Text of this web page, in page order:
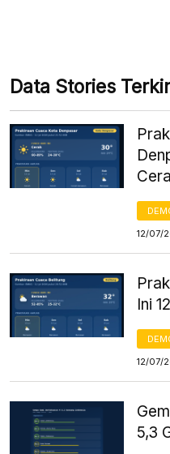
Data Stories
12/07/
Ini
12/07/
5,3